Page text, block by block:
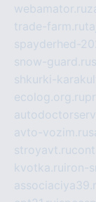
webamator.ru
trade-farm.ru
spayderhed-
snow-guard.ru
shkurki-
ecolog.org.ru
avto-vozim.ru
stroyavt.ru
kvotka.ru iron-